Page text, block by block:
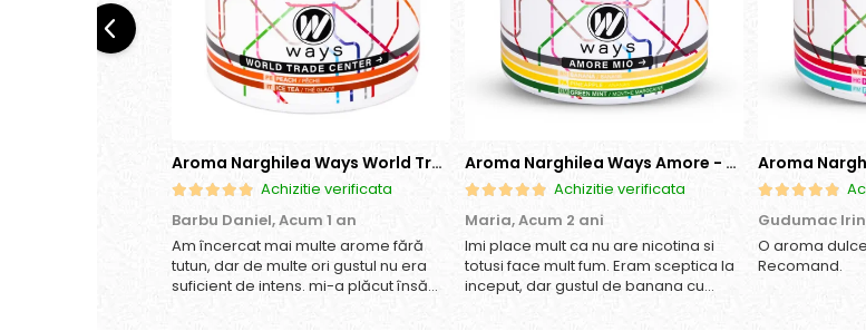
Aroma Narghilea Ways World Trade Center - Piersica cu Ice Tea, 200gr
Achizitie verificata
Barbu Daniel,Acum 1 an
Am încercat mai multe arome fără
tutun, dar de multe ori gustul nu era
suficient de intens. mi-a plăcut însă
Aroma Narghilea Ways Amore - Banana, Ananas si Menta, 200gr
Achizitie verificata
Maria,Acum 2 ani
Imi place mult ca nu are nicotina si
totusi face mult fum. Eram sceptica la
inceput, dar gustul de banana cu
Gudumac
O aroma
Recomand.